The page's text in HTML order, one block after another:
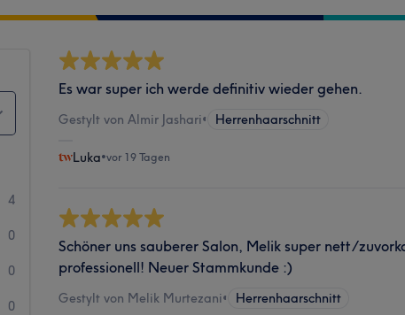
4
0
0
0
Es war super ich werde definitiv wieder gehen.
Gestylt von Almir Jashari• Herrenhaarschnitt
Luka•vor 19 Tagen
Schöner uns sauberer Salon, Melik super nett/
professionell! Neuer Stammkunde :)
Gestylt von Melik Murtezani• Herrenhaarschnitt